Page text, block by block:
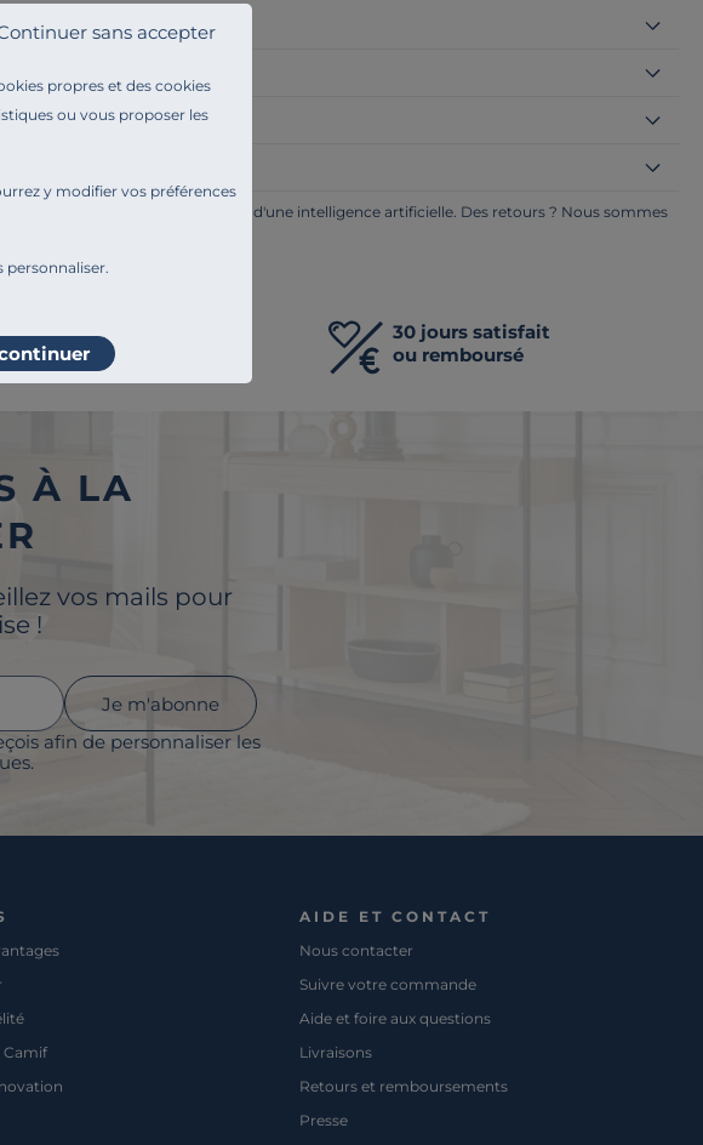
propres et des cookies
ou vous proposer les
y modifier vos préférences
personnaliser.
sans accepter
généré cette page à l'aide d'une intelligence artificielle. Des retours ? Nous sommes
de nos engagements.
Livraison à domicile ou
point relais
30 jours satisfait
ou remboursé
À LA
vos mails pour
!
afin de personnaliser les
Je m'abonne
Camif
AIDE ET CONTACT
Nous contacter
Suivre votre commande
Aide et foire aux questions
Livraisons
Retours et remboursements
Presse